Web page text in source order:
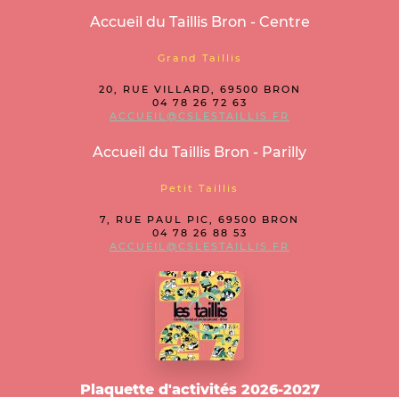
Accueil du Taillis Bron - Centre
Grand Taillis
20, RUE VILLARD, 69500 BRON
04 78 26 72 63
ACCUEIL@CSLESTAILLIS.FR
Accueil du Taillis Bron - Parilly
Petit Taillis
7, RUE PAUL PIC, 69500 BRON
04 78 26 88 53
ACCUEIL@CSLESTAILLIS.FR
Plaquette d'activités 2026-2027